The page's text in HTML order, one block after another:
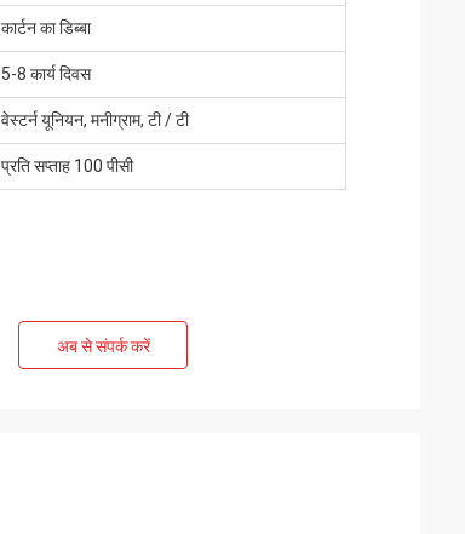
कार्टन का डिब्बा
5-8 कार्य दिवस
वेस्टर्न यूनियन, मनीग्राम, टी / टी
प्रति सप्ताह 100 पीसी
अब से संपर्क करें